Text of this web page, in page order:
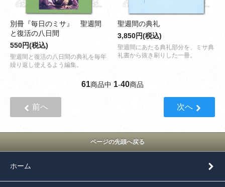
別冊『毎日のミサ』 聖週間
と復活の八日間
550円(税込)
聖週間と復活の八日間の典礼を毎年
繰り返し使えるよう編集。
聖週間の典礼
3,850円(税込)
聖週間にあたる典礼部分を、ミサ典
礼書から抜き刷りした一冊。
61商品中 1-40商品
前へ 次へ
ページの先頭へ戻る
ホーム